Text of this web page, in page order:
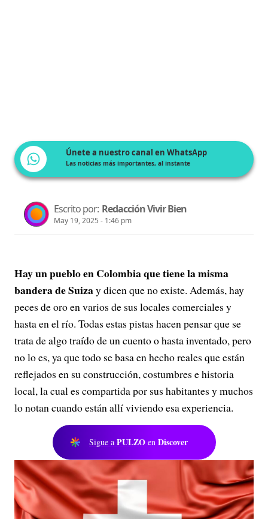
Únete a nuestro canal en WhatsApp
Las noticias más importantes, al instante
Escrito por: Redacción Vivir Bien
May 19, 2025 - 1:46 pm
Hay un pueblo en Colombia que tiene la misma
bandera de Suizay dicen que no existe. Además, hay
peces de oro en varios de sus locales comerciales y
hasta en el río. Todas estas pistas hacen pensar que se
trata de algo traído de un cuento o hasta inventado, pero
no lo es, ya que todo se basa en hecho reales que están
reflejados en su construcción, costumbres e historia
local, la cual es compartida por sus habitantes y muchos
lo notan cuando están allí viviendo esa experiencia.
Sigue a PULZO en Discover